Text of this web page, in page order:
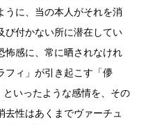
うに、当の本人がそれを消
び付かない所に潜在してい
怖感に、常に晒されなけれ
フィ」が引き起こす「儚
いったような感情を、その
去性はあくまでヴァーチュ